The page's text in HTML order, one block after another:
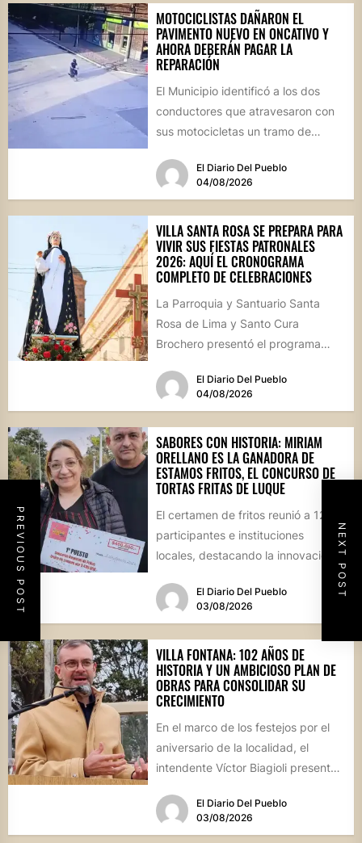
PREVIOUS POST NEXT POST
MOTOCICLISTAS DAÑARON EL
PAVIMENTO NUEVO EN ONCATIVO Y
AHORA DEBERÁN PAGAR LA
REPARACIÓN
El Municipio identificó a los dos
conductores que atravesaron con
sus motocicletas un tramo de
calle...
El Diario Del Pueblo
04/08/2026
VILLA SANTA ROSA SE PREPARA PARA
VIVIR SUS FIESTAS PATRONALES
2026: AQUÍ EL CRONOGRAMA
COMPLETO DE CELEBRACIONES
La Parroquia y Santuario Santa
Rosa de Lima y Santo Cura
Brochero presentó el programa
El Diario Del Pueblo
04/08/2026
SABORES CON HISTORIA: MIRIAM
ORELLANO ES LA GANADORA DE
ESTAMOS FRITOS, EL CONCURSO DE
TORTAS FRITAS DE LUQUE
El certamen de fritos reunió a 12
participantes e instituciones
locales, destacando la innovación
culinaria y el profundo arraigo de...
El Diario Del Pueblo
03/08/2026
VILLA FONTANA: 102 AÑOS DE
HISTORIA Y UN AMBICIOSO PLAN DE
OBRAS PARA CONSOLIDAR SU
CRECIMIENTO
En el marco de los festejos por el
aniversario de la localidad, el
intendente Víctor Biagioli presentó
El Diario Del Pueblo
03/08/2026